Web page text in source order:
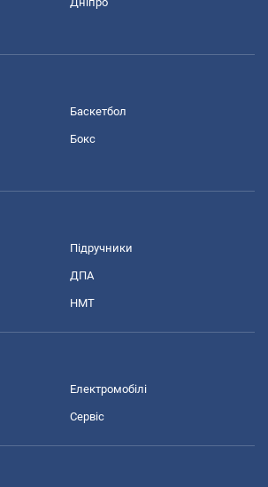
Баскетбол
Бокс
Підручники
ДПА
НМТ
Електромобілі
Сервіс